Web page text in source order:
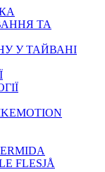
ТА
У ТАЙВАНІ
FLESJÅ